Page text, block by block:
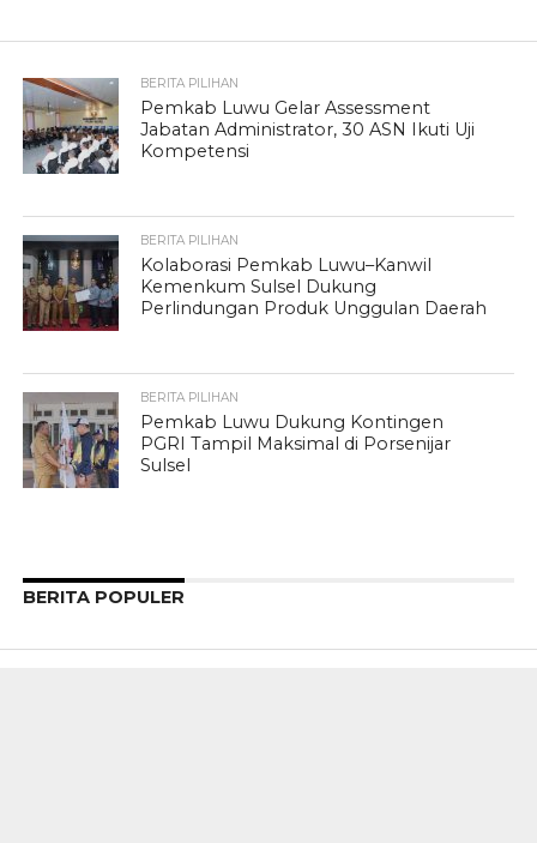
BERITA PILIHAN
Pemkab Luwu Gelar Assessment
Jabatan Administrator, 30 ASN Ikuti Uji
Kompetensi
BERITA PILIHAN
Kolaborasi Pemkab Luwu–Kanwil
Kemenkum Sulsel Dukung
Perlindungan Produk Unggulan Daerah
BERITA PILIHAN
Pemkab Luwu Dukung Kontingen
PGRI Tampil Maksimal di Porsenijar
Sulsel
BERITA POPULER